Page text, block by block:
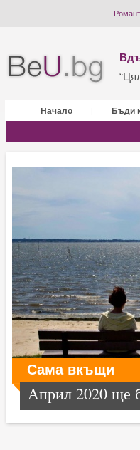
Начало | Бъди
Сама вкъщи
Април 2020 ще